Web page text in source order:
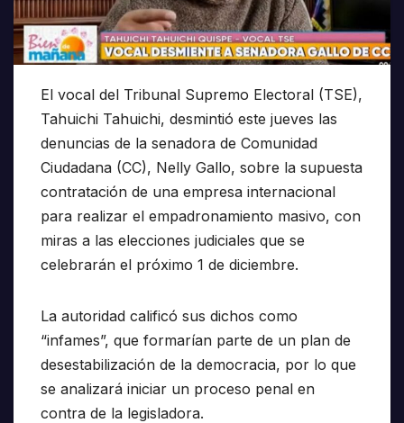
El vocal del Tribunal Supremo Electoral (TSE),
Tahuichi Tahuichi, desmintió este jueves las
denuncias de la senadora de Comunidad
Ciudadana (CC), Nelly Gallo, sobre la supuesta
contratación de una empresa internacional
para realizar el empadronamiento masivo, con
miras a las elecciones judiciales que se
celebrarán el próximo 1 de diciembre.
La autoridad calificó sus dichos como
“infames”, que formarían parte de un plan de
desestabilización de la democracia, por lo que
se analizará iniciar un proceso penal en
contra de la legisladora.